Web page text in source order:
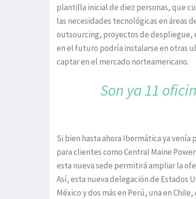
plantilla inicial de diez personas, que
las necesidades tecnológicas en áreas
outsourcing, proyectos de despliegue,
en el futuro podría instalarse en otras
captar en el mercado norteamericano.
Son ya 11
Si bien hasta ahora Ibermática ya
para clientes como Central Maine
esta nueva sede permitirá ampliar la
Así, esta nueva delegación de Estados
México y dos más en Perú, una en